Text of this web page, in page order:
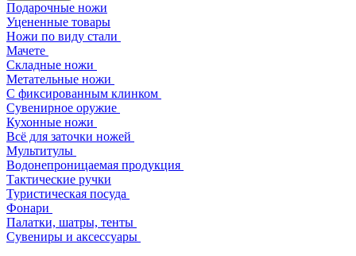
Подарочные ножи
Уцененные товары
Ножи по виду стали
Мачете
Складные ножи
Метательные ножи
С фиксированным клинком
Сувенирное оружие
Кухонные ножи
Всё для заточки ножей
Мультитулы
Водонепроницаемая продукция
Тактические ручки
Туристическая посуда
Фонари
Палатки, шатры, тенты
Сувениры и аксессуары